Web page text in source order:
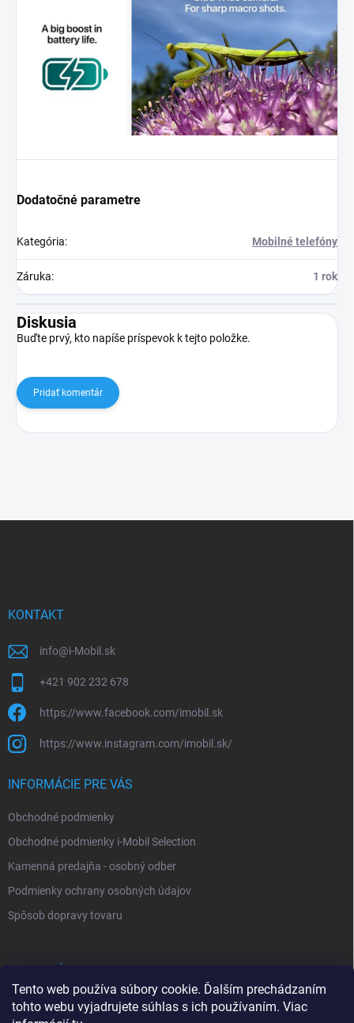
Tento web používa súbory cookie. Ďalším prechádzaním
tohto webu vyjadrujete súhlas s ich používaním. Viac
Dodatočné parametre
Kategória: Mobilné telefóny
Záruka: 1 rok
Diskusia
Buďte prvý, kto napíše príspevok k tejto položke.
Pridať komentár
KONTAKT
info@i-Mobil.sk
+421 902 232 678
https://www.facebook.com/imobil.sk
https://www.instagram.com/imobil.sk/
INFORMÁCIE PRE VÁS
Obchodné podmienky
Obchodné podmienky i-Mobil Selection
Kamenná predajňa - osobný odber
Podmienky ochrany osobných údajov
Spôsob dopravy tovaru